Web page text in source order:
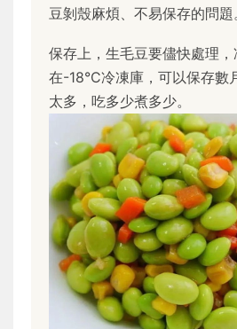
豆剝殼麻煩、不易保存的問題
保存上，生毛豆要儘快處理
在-18°C冷凍庫，可以保存數
太多，吃多少煮多少。